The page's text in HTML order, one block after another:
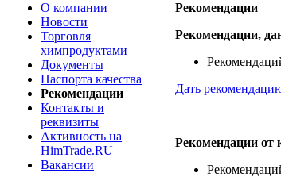
О компании
Новости
Торговля
химпродуктами
Документы
Паспорта качества
Рекомендации
Контакты и
реквизиты
Активность на
HimTrade.RU
Вакансии
Рекомендации
Рекомендации,
Дать
Рекомендации